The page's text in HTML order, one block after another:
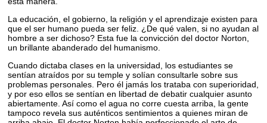
La educación, el gobierno, la religión y el aprendizaje existen para
que el ser humano pueda ser feliz. ¿De qué valen, si no ayudan al
hombre a ser dichoso? Esta fue la convicción del doctor Norton,
un brillante abanderado del humanismo.
Cuando dictaba clases en la universidad, los estudiantes se
sentían atraídos por su temple y solían consultarle sobre sus
problemas personales. Pero él jamás los trataba con superioridad,
y por eso ellos se sentían en libertad de debatir cualquier asunto
abiertamente. Así como el agua no corre cuesta arriba, la gente
tampoco revela sus auténticos sentimientos a quienes miran de